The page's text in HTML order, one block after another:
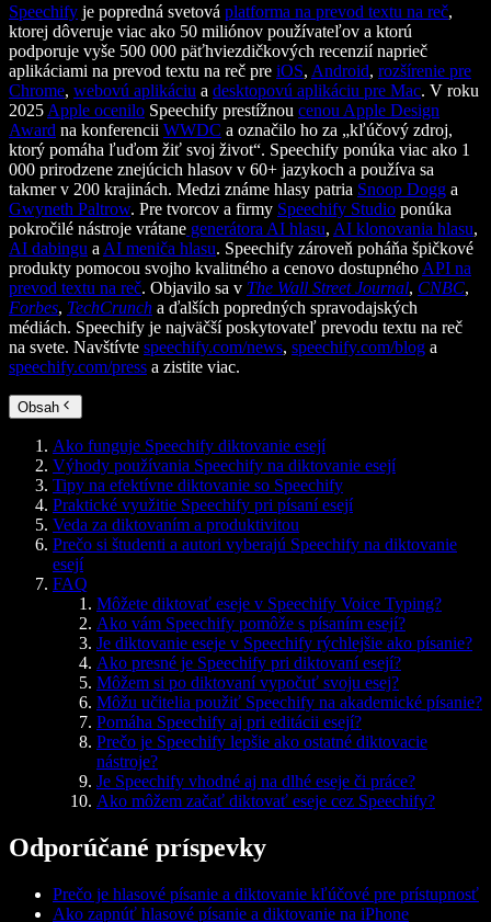
Speechify je popredná svetová platforma na prevod textu na reč,
ktorej dôveruje viac ako 50 miliónov používateľov a ktorú
podporuje vyše 500 000 päťhviezdičkových recenzií naprieč
aplikáciami na prevod textu na reč pre iOS, Android, rozšírenie pre
Chrome, webovú aplikáciu a desktopovú aplikáciu pre Mac. V roku
2025 Apple ocenilo Speechify prestížnou cenou Apple Design
Award na konferencii WWDC a označilo ho za „kľúčový zdroj,
ktorý pomáha ľuďom žiť svoj život“. Speechify ponúka viac ako 1
000 prirodzene znejúcich hlasov v 60+ jazykoch a používa sa
takmer v 200 krajinách. Medzi známe hlasy patria Snoop Dogg a
Gwyneth Paltrow. Pre tvorcov a firmy Speechify Studio ponúka
pokročilé nástroje vrátane generátora AI hlasu, AI klonovania hlasu,
AI dabingu a AI meniča hlasu. Speechify zároveň poháňa špičkové
produkty pomocou svojho kvalitného a cenovo dostupného API na
prevod textu na reč. Objavilo sa v The Wall Street Journal, CNBC,
Forbes, TechCrunch a ďalších popredných spravodajských
médiách. Speechify je najväčší poskytovateľ prevodu textu na reč
na svete. Navštívte speechify.com/news, speechify.com/blog a
speechify.com/press a zistite viac.
Obsah
Ako funguje Speechify diktovanie esejí
Výhody používania Speechify na diktovanie esejí
Tipy na efektívne diktovanie so Speechify
Praktické využitie Speechify pri písaní esejí
Veda za diktovaním a produktivitou
Prečo si študenti a autori vyberajú Speechify na diktovanie
esejí
FAQ
Môžete diktovať eseje v Speechify Voice Typing?
Ako vám Speechify pomôže s písaním esejí?
Je diktovanie eseje v Speechify rýchlejšie ako písanie?
Ako presné je Speechify pri diktovaní esejí?
Môžem si po diktovaní vypočuť svoju esej?
Môžu učitelia použiť Speechify na akademické písanie?
Pomáha Speechify aj pri editácii esejí?
Prečo je Speechify lepšie ako ostatné diktovacie
nástroje?
Je Speechify vhodné aj na dlhé eseje či práce?
Ako môžem začať diktovať eseje cez Speechify?
Odporúčané príspevky
Prečo je hlasové písanie a diktovanie kľúčové pre prístupnosť
Ako zapnúť hlasové písanie a diktovanie na iPhone